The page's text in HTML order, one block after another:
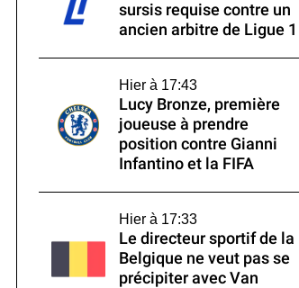
sursis requise contre un
ancien arbitre de Ligue 1
Hier à 17:43
Lucy Bronze, première
joueuse à prendre
position contre Gianni
Infantino et la FIFA
Hier à 17:33
Le directeur sportif de la
Belgique ne veut pas se
précipiter avec Van